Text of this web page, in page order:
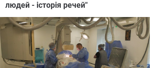
людей - історія речей"